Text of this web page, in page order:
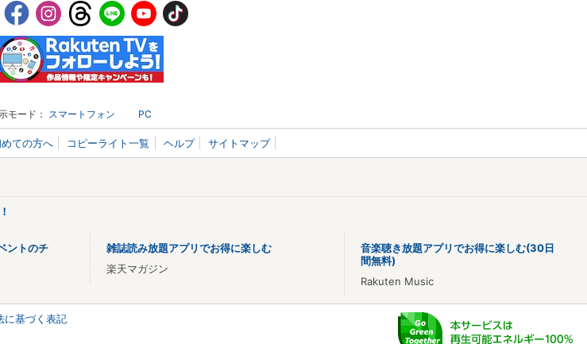
モード： スマートフォン PC
ての方へ コピーライト一覧 ヘルプ サイトマップ
ントのチ
雑誌読み放題アプリでお得に楽しむ
楽天マガジン
音楽聴き放題アプリでお得に楽しむ(30日
間無料)
Rakuten Music
に基づく表記